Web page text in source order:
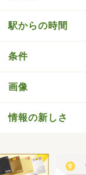
駅からの時間
条件
画像
情報の新しさ